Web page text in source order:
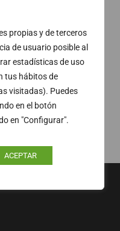
propias y de terceros
de usuario posible al
estadísticas de uso
tus hábitos de
visitadas). Puedes
en el botón
en "Configurar".
ACEPTAR
gestiona sus
laboral